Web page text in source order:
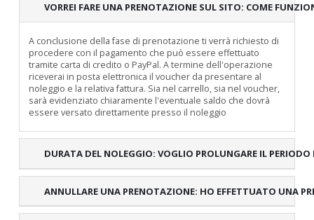
VORREI FARE UNA PRENOTAZIONE SUL SITO: COME
A conclusione della fase di prenotazione ti verrà richiesto di
procedere con il pagamento che può essere effettuato
tramite carta di credito o PayPal. A termine dell'operazione
riceverai in posta elettronica il voucher da presentare al
noleggio e la relativa fattura. Sia nel carrello, sia nel voucher,
sarà evidenziato chiaramente l'eventuale saldo che dovrà
essere versato direttamente presso il noleggio
DURATA DEL NOLEGGIO: VOGLIO PROLUNGARE IL
ANNULLARE UNA PRENOTAZIONE: HO EFFETTUATO UNA